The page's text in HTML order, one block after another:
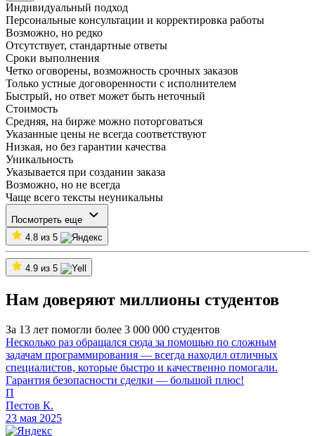
Индивидуальный подход
Персональные консультации и корректировка работы
Возможно, но редко
Отсутствует, стандартные ответы
Сроки выполнения
Четко оговорены, возможность срочных заказов
Только устные договоренности с исполнителем
Быстрый, но ответ может быть неточный
Стоимость
Средняя, на бирже можно поторговаться
Указанные цены не всегда соответствуют
Низкая, но без гарантии качества
Уникальность
Указывается при создании заказа
Возможно, но не всегда
Чаще всего тексты неуникальны
Посмотреть еще
4.8 из 5
4.9 из 5
Нам доверяют миллионы студентов
За 13 лет помогли более 3 000 000 студентов
Несколько раз обращался сюда за помощью по сложным
задачам программирования — всегда находил отличных
специалистов, которые быстро и качественно помогали.
Гарантия безопасности сделки — большой плюс!
П
Пестов К.
23 мая 2025